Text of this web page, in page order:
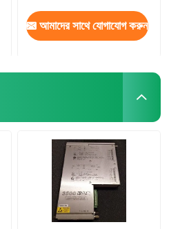
আমাদের সাথে যোগাযোগ করুন